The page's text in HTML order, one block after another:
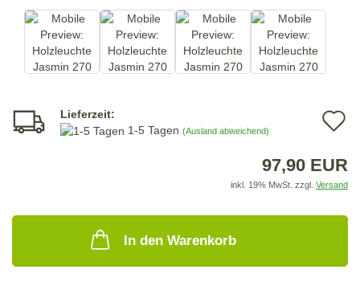
Lieferzeit:
1-5 Tagen (Ausland abweichend)
97,90 EUR
inkl. 19% MwSt. zzgl. Versand
In den Warenkorb